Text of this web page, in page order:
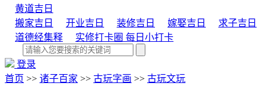
黄道吉日
搬家吉日
开业吉日 装修吉日 嫁娶吉日
求子吉日
道德经集释
实修打卡圈 每日小打卡
登录
首页 >> 诸子百家 >> 古玩字画 >> 古玩文玩